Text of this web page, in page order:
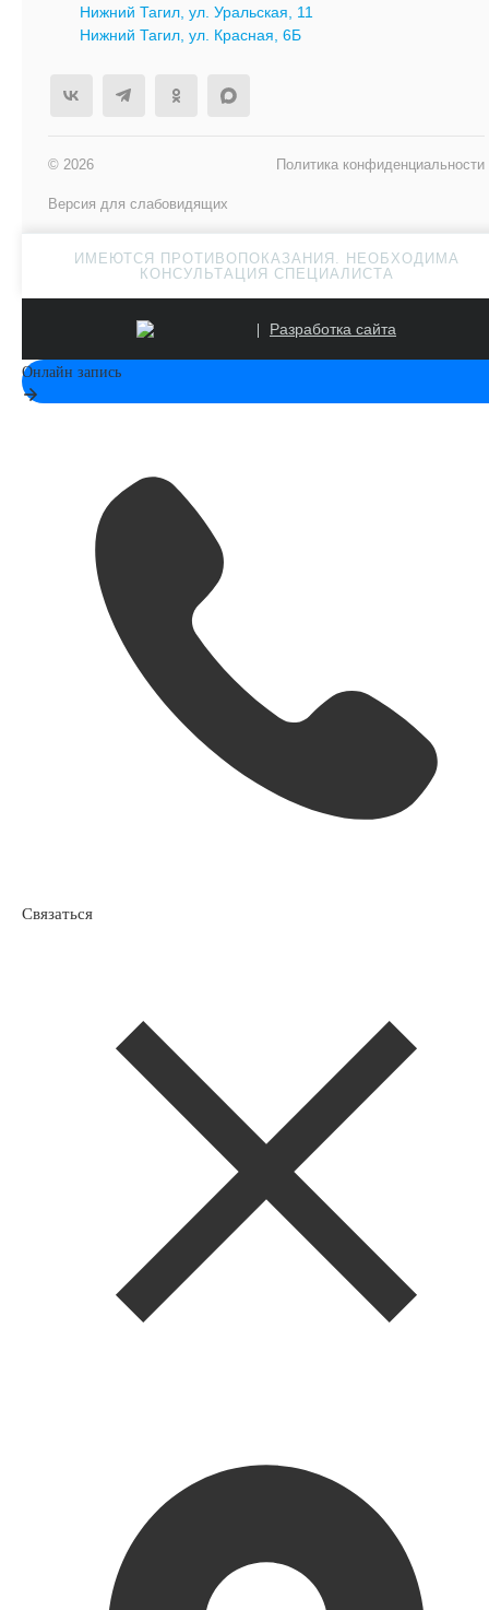
Нижний Тагил, ул. Уральская, 11
Нижний Тагил, ул. Красная, 6Б
© 2026 Политика конфиденциальности
Версия для слабовидящих
ИМЕЮТСЯ ПРОТИВОПОКАЗАНИЯ. НЕОБХОДИМА
КОНСУЛЬТАЦИЯ СПЕЦИАЛИСТА
Разработка сайта